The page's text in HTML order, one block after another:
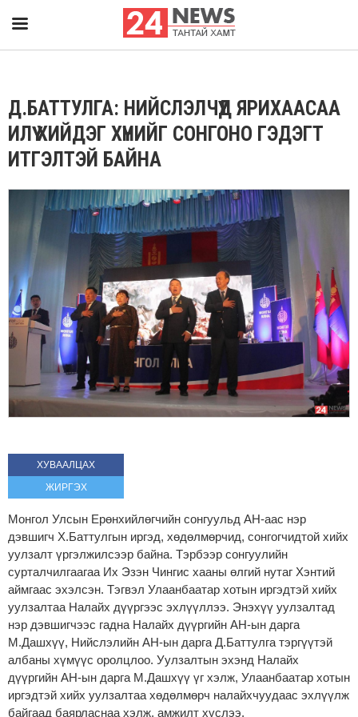
Д.БАТТУЛГА: НИЙСЛЭЛЧҮҮД ЯРИХААСАА
ИЛҮҮ ХИЙДЭГ ХҮНИЙГ СОНГОНО ГЭДЭГТ
ИТГЭЛТЭЙ БАЙНА
ХУВААЛЦАХ
ЖИРГЭХ
Монгол Улсын Ерөнхийлөгчийн сонгуульд АН-аас нэр
дэвшигч Х.Баттулгын иргэд, хөдөлмөрчид, сонгогчидтой хийх
уулзалт үргэлжилсээр байна. Тэрбээр сонгуулийн
сурталчилгаагаа Их Эзэн Чингис хааны өлгий нутаг Хэнтий
аймгаас эхэлсэн. Тэгвэл Улаанбаатар хотын иргэдтэй хийх
уулзалтаа Налайх дүүргээс эхлүүллээ. Энэхүү уулзалтад
нэр дэвшигчээс гадна Налайх дүүргийн АН-ын дарга
М.Дашхүү, Нийслэлийн АН-ын дарга Д.Баттулга тэргүүтэй
албаны хүмүүс оролцлоо. Уулзалтын эхэнд Налайх
дүүргийн АН-ын дарга М.Дашхүү үг хэлж, Улаанбаатар хотын
иргэдтэй хийх уулзалтаа хөдөлмөрч налайхчуудаас эхлүүлж
байгаад баярласнаа хэлж, амжилт хүслээ.